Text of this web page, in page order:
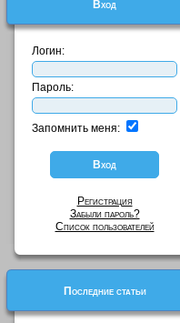
Вход
Логин:
Пароль:
Запомнить меня:
Регистрация
Забыли пароль?
Список пользователей
Последние статьи